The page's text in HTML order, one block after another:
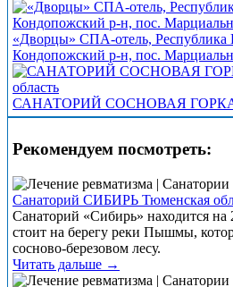
«Дворцы» СПА-отель, Республика
Кондопожский р-н, пос.
САНАТОРИЙ СОСНОВАЯ ГОРКА -
Рекомендуем посмотреть:
Санаторий СИБИРЬ Тюменская
Санаторий «Сибирь» находится
стоит на берегу реки Пышмы,
сосново-березовом лесу.
Читать дальше →